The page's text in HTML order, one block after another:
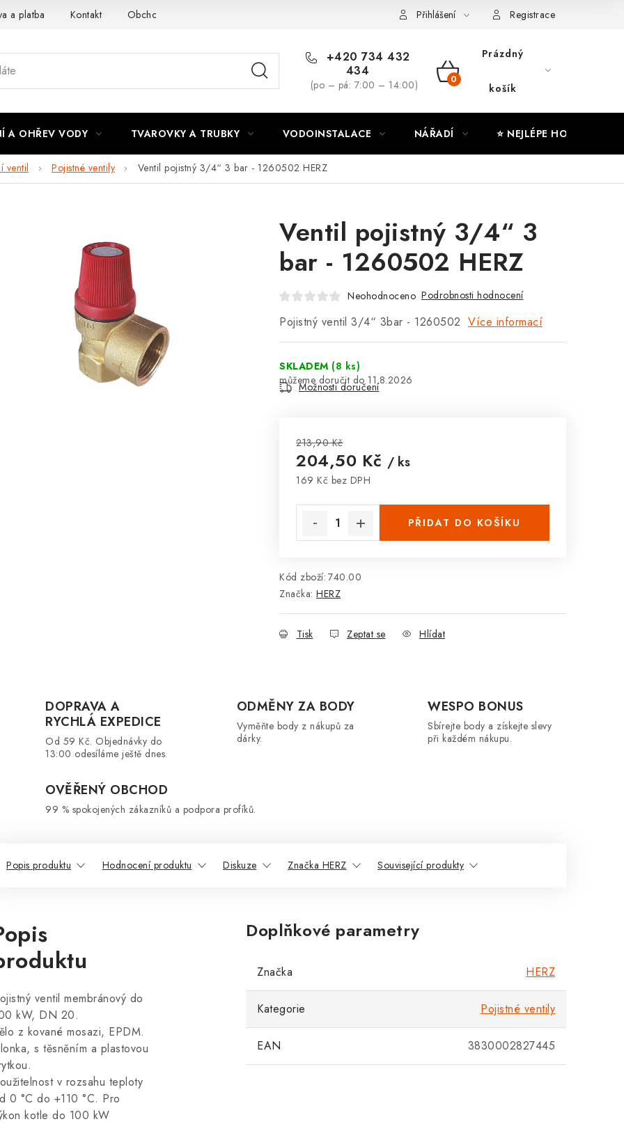
a platba Kontakt Obchodní podmínky Moje objednávka
Přihlášení Registrace
+420 734 432
434
(po – pá: 7:00 – 14:00)
NÁKUPNÍ
Prázdný
košík
A OHŘEV VODY TVAROVKY A TRUBKY VODOINSTALACE NÁŘADÍ ⭐ NEJLÉPE HODNOCENÉ
ventil Pojistné ventily Ventil pojistný 3/4“ 3 bar - 1260502 HERZ
Ventil pojistný 3/4“ 3
bar - 1260502 HERZ
Neohodnoceno Podrobnosti hodnocení
Pojistný ventil 3/4“ 3bar - 1260502 Více informací
SKLADEM (8 ks)
11.8.2026
Možnosti doručení
213,90 Kč
204,50 Kč / ks
169 Kč bez DPH
PŘIDAT DO KOŠÍKU
Kód zboží: 740.00
Značka: HERZ
Tisk Zeptat se Hlídat
DOPRAVA A
RYCHLÁ EXPEDICE
Od 59 Kč. Objednávky do
13:00 odesíláme ještě dnes.
ODMĚNY ZA BODY
Vyměňte body z nákupů za
dárky.
WESPO BONUS
Sbírejte body a získejte slevy
při každém nákupu.
OVĚŘENÝ OBCHOD
99 % spokojených zákazníků a podpora profíků.
Popis produktu Hodnocení produktu Diskuze Značka HERZ Související produkty
ventil membránový do
kW, DN 20.
z kované mosazi, EPDM.
s těsněním a plastovou
v rozsahu teploty
0 °C do +110 °C. Pro
kotle do 100 kW
Doplňkové parametry
Značka HERZ
Kategorie Pojistné ventily
EAN 3830002827445